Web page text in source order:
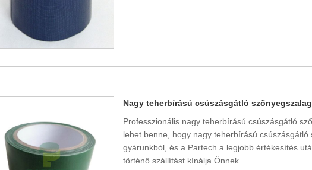
Nagy teherbírású csúszásgátló szőnyegszalag
Professzionális nagy teherbírású csúszásgátló
lehet benne, hogy nagy teherbírású csúszásgátló
gyárunkból, és a Partech a legjobb értékesítés
történő szállítást kínálja Önnek.